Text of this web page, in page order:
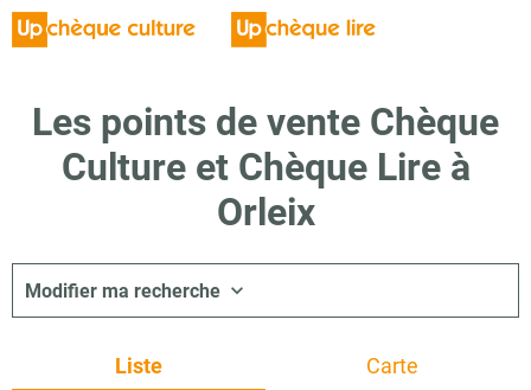
Les points de vente Chèque
Culture et Chèque Lire à
Orleix
Modifier ma recherche
Liste Carte